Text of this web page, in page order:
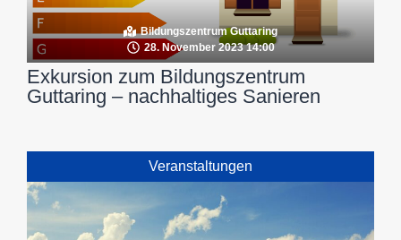
Bildungszentrum Guttaring
28. November 2023 14:00
Exkursion zum Bildungszentrum
Guttaring – nachhaltiges Sanieren
Veranstaltungen